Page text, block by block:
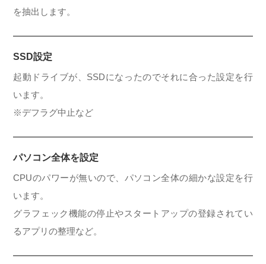
を抽出します。
SSD設定
起動ドライブが、SSDになったのでそれに合った設定を行
います。
※デフラグ中止など
パソコン全体を設定
CPUのパワーが無いので、パソコン全体の細かな設定を行
います。
グラフェック機能の停止やスタートアップの登録されてい
るアプリの整理など。